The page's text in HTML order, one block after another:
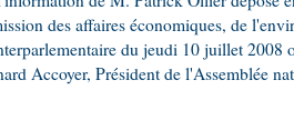
des affaires économiques, de
du jeudi 10 juillet 2008
Accoyer, Président de l'Assemblée